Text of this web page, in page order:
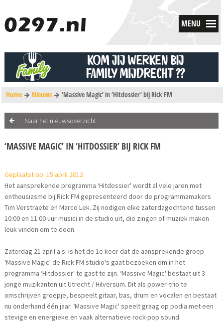
MENU
Home Nieuws ‘Massive Magic’ in ‘Hitdossier’ bij Rick FM
Naar het nieuwsoverzicht
‘MASSIVE MAGIC’ IN ‘HITDOSSIER’ BIJ RICK FM
Geplaatst op: 15 april 2012
Het aansprekende programma ‘Hitdossier' wordt al vele jaren met
enthousiasme bij Rick FM gepresenteerd door de programmamakers
Tim Verstraete en Marco Lek. Zij nodigen elke zaterdagochtend tussen
10:00 en 11:00 uur musici in de studio uit, die zingen of muziek maken
leuk vinden om te doen.
Zaterdag 21 april a.s. is het de 1e keer dat de aansprekende groep
‘Massive Magic' de Rick FM studio's gaat bezoeken om in het
programma ‘Hitdossier' te gast te zijn. ‘Massive Magic' bestaat uit 3
jonge muzikanten uit Utrecht / Hilversum. Dit als power-trio te
omschrijven groepje, bespeelt gitaar, bas, drum en vocalen en bestaat
nu onderhand één jaar. ‘Massive Magic' speelt graag op podia met een
stevige en energieke en vaak alternatieve rock-pop sound.